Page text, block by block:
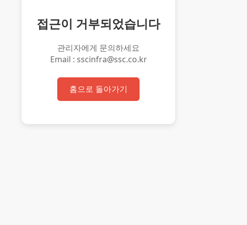
접근이 거부되었습니다
관리자에게 문의하세요
Email : sscinfra@ssc.co.kr
홈으로 돌아가기